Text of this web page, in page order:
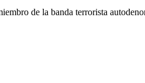
de la banda terrorista